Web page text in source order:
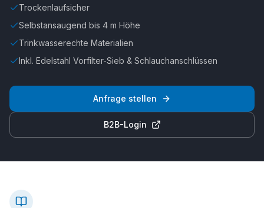
Trockenlaufsicher
Selbstansaugend bis 4 m Höhe
Trinkwasserechte Materialien
Inkl. Edelstahl Vorfilter-Sieb & Schlauchanschlüssen
Anfrage stellen
B2B-Login